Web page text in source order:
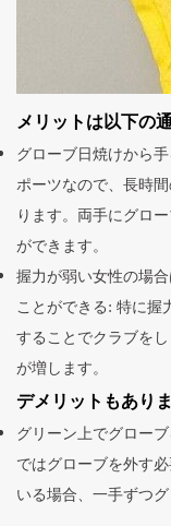
メリットは以下の
グローブ日焼けから
ポーツなので、長時
ります。両手にグロ
ができます。
握力が弱い女性の場
ことができる: 特に握
することでクラブを
が増します。
デメリットもあり
グリーン上でグロー
ではグローブを外す
いる場合、一手ずつ